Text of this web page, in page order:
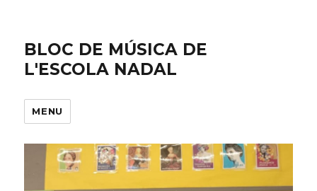
BLOC DE MÚSICA DE
L'ESCOLA NADAL
MENU